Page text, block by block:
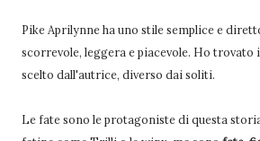
Pike Aprilynne ha uno stile semplice e
scorrevole, leggera e piacevole. Ho trovato
scelto dall'autrice, diverso dai soliti.
Le fate sono le protagoniste di questa